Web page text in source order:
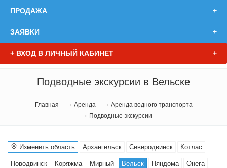
ПРОДАЖА
ЗАЯВКИ
+ ВХОД В ЛИЧНЫЙ КАБИНЕТ
Подводные экскурсии в Вельске
Главная Аренда
Аренда водного транспорта
Подводные экскурсии
Изменить область Архангельск Северодвинск Котлас
Новодвинск Коряжма Мирный Вельск Няндома Онега